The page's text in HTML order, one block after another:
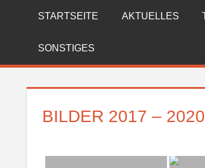
FREIWILLIGE
FEUERWEHR
REICHENBERG
STARTSEITE AKTUELLES
SONSTIGES
BILDER 2017 – 2020